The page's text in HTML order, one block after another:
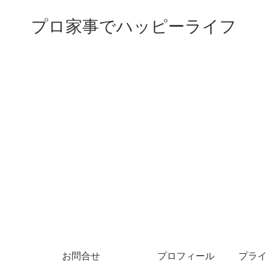
プロ家事でハッピーライフ
お問合せ プロフィール